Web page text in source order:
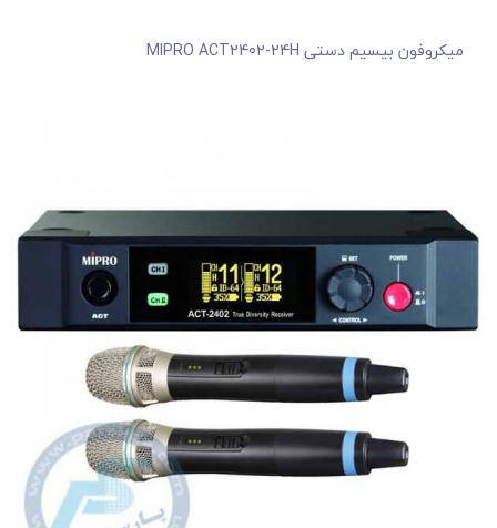
میکروفون بیسیم دستی MIPRO ACT2402-24H